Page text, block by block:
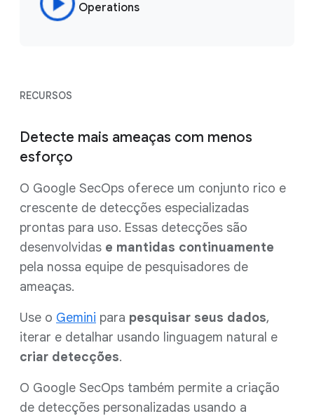
Operations
RECURSOS
Detecte mais ameaças com menos
esforço
O Google SecOps oferece um conjunto rico e
crescente de detecções especializadas
prontas para uso. Essas detecções são
desenvolvidas e mantidas continuamente
pela nossa equipe de pesquisadores de
ameaças.
Use o Gemini para pesquisar seus dados,
iterar e detalhar usando linguagem natural e
criar detecções.
O Google SecOps também permite a criação
de detecções personalizadas usando a